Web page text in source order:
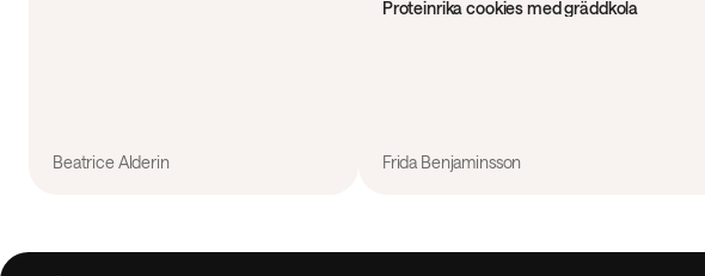
Beatrice Alderin
Proteinrika cookies med gräddkola
Frida Benjaminsson